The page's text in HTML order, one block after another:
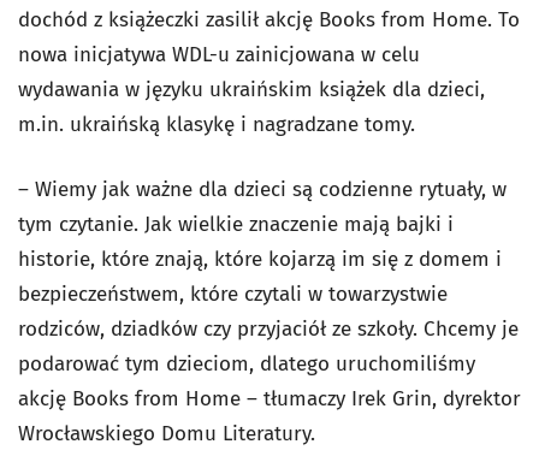
dochód z książeczki zasilił akcję Books from Home. To
nowa inicjatywa WDL-u zainicjowana w celu
wydawania w języku ukraińskim książek dla dzieci,
m.in. ukraińską klasykę i nagradzane tomy.
– Wiemy jak ważne dla dzieci są codzienne rytuały, w
tym czytanie. Jak wielkie znaczenie mają bajki i
historie, które znają, które kojarzą im się z domem i
bezpieczeństwem, które czytali w towarzystwie
rodziców, dziadków czy przyjaciół ze szkoły. Chcemy je
podarować tym dzieciom, dlatego uruchomiliśmy
akcję Books from Home – tłumaczy Irek Grin, dyrektor
Wrocławskiego Domu Literatury.